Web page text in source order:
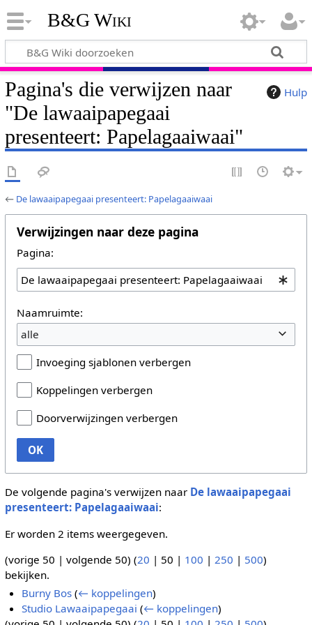
B&G Wiki
Hulp
Pagina's die verwijzen naar
"De lawaaipapegaai
presenteert: Papelagaaiwaai"
← De lawaaipapegaai presenteert: Papelagaaiwaai
Verwijzingen naar deze pagina
Pagina:
Naamruimte:
alle
Invoeging sjablonen verbergen
Koppelingen verbergen
Doorverwijzingen verbergen
OK
De volgende pagina's verwijzen naar De lawaaipapegaai
presenteert: Papelagaaiwaai:
Er worden 2 items weergegeven.
(vorige 50 | volgende 50) (20 | 50 | 100 | 250 | 500)
bekijken.
Burny Bos (← koppelingen)
Studio Lawaaipapegaai (← koppelingen)